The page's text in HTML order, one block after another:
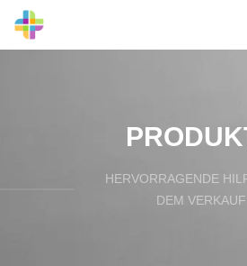
HERVORRAGENDE
DEM VERKAUF